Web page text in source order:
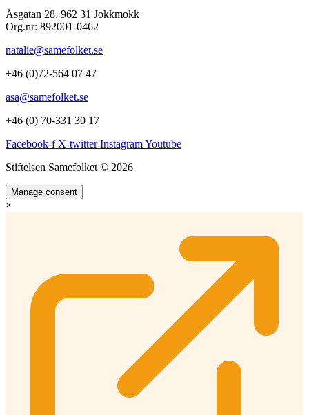
Åsgatan 28, 962 31 Jokkmokk
Org.nr: 892001-0462
natalie@samefolket.se
+46 (0)72-564 07 47
asa@samefolket.se
+46 (0) 70-331 30 17
Facebook-f X-twitter InstagramYoutube
Stiftelsen Samefolket © 2026
Manage consent
×